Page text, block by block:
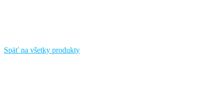
Späť na všetky produkty